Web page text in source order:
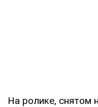
На ролике, снятом